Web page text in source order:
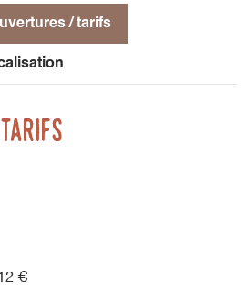
axes principaux :
et de compagnies de
en partenariat avec les acteurs
pratiques artistiques (théâtre,
des amateurs et des
fédérateur avec chaque année
de Mai, le Festival incluant une
au mois de septembre, la Fête à
/ tarifs
€